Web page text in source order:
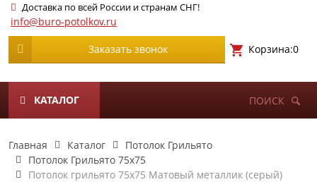
Доставка по всей России и странам СНГ!
info@buro-potolkov.ru
Заказать звонок Корзина:0
КАТАЛОГ ПОИСК
Главная Каталог
Потолок Грильято
Потолок Грильято 75х75
Потолок грильято 75х75 Матовый металлик (серый)